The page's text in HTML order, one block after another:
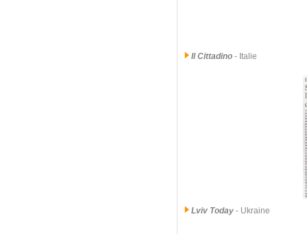
Il Cittadino - Italie
Lviv Today - Ukraine